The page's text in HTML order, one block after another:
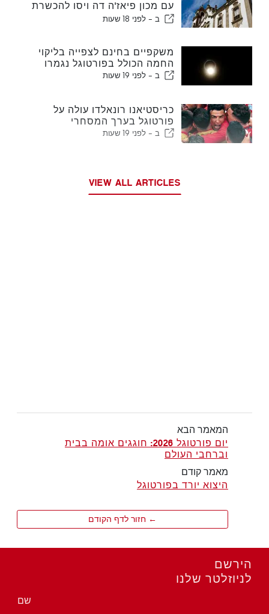
עם מכון פיאז'ה דה ויסו להכשרת
מגזר תעופה בפורטוגל
ב - לפני 18 שעות
משקפיים בחינם לצפייה בליקוי
החמה הכולל בפורטוגל נגמרו
ב - לפני 19 שעות
כריסטיאנו רונאלדו עולה על
פורטוגל בערך המסחרי
ב - לפני 19 שעות
VIEW ALL ARTICLES
המאמר הבא
יום פורטוגל 2026: חוגגים אומה בבית
וברחבי העולם
מאמר קודם
היצוא יורד בפורטוגל
← חזור לדף הקודם
הירשם
לניוזלטר שלנו
שם